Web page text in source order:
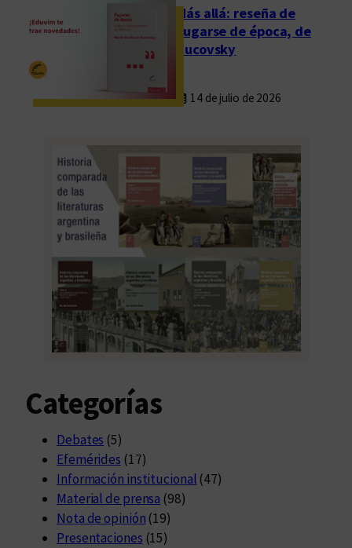
Más allá: reseña de
Fugarse de época, de
Rucovsky
14 de julio de 2026
Categorías
Debates (5)
Efemérides (17)
Información institucional (47)
Material de prensa (98)
Nota de opinión (19)
Presentaciones (15)